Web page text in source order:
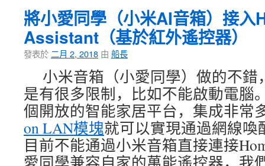
將小愛同學（小米AI音箱）接入
Assistant（基於紅外遙控器）
發表於 二月 2, 2018 由 船長
小米音箱（小愛同學）做的不
是有很多限制，比如不能啟動電腦
個開放的智能家居平台，集成非常
on LAN模塊就可以實現通過網線
目前不能通過小米音箱直接連接
愛同學兼容自家的萬能遙控器，我